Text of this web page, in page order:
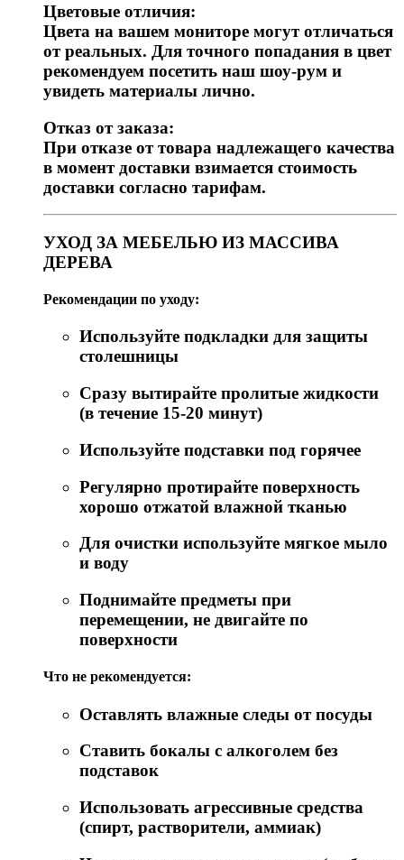
Цветовые отличия:
Цвета на вашем мониторе могут отличаться
от реальных. Для точного попадания в цвет
рекомендуем посетить наш шоу-рум и
увидеть материалы лично.
Отказ от заказа:
При отказе от товара надлежащего качества
в момент доставки взимается стоимость
доставки согласно тарифам.
УХОД ЗА МЕБЕЛЬЮ ИЗ МАССИВА
ДЕРЕВА
Рекомендации по уходу:
Используйте подкладки для защиты
столешницы
Сразу вытирайте пролитые жидкости
(в течение 15-20 минут)
Используйте подставки под горячее
Регулярно протирайте поверхность
хорошо отжатой влажной тканью
Для очистки используйте мягкое мыло
и воду
Поднимайте предметы при
перемещении, не двигайте по
поверхности
Что не рекомендуется:
Оставлять влажные следы от посуды
Ставить бокалы с алкоголем без
подставок
Использовать агрессивные средства
(спирт, растворители, аммиак)